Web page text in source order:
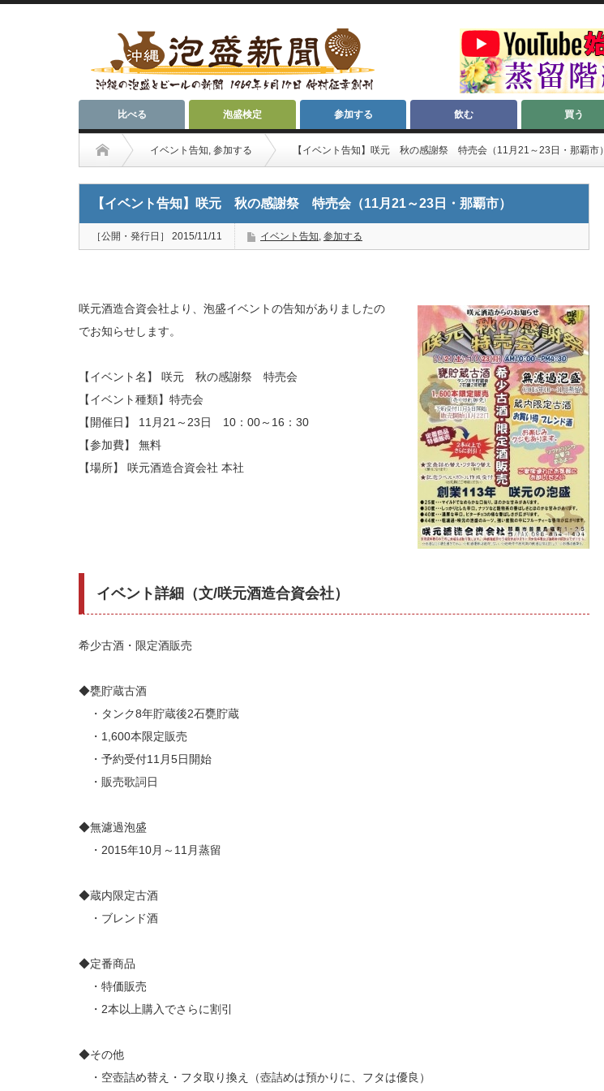
比べる 泡盛検定 参加する 飲む 買う
イベント告知, 参加する 【イベント告知】咲元 秋の感謝祭 特売会（11月21～23日・那覇市）
【イベント告知】咲元 秋の感謝祭 特売会（11月21～23日・那覇市）
［公開・発行日］ 2015/11/11 イベント告知, 参加する
咲元酒造合資会社より、泡盛イベントの告知がありましたの
でお知らせします。
【イベント名】 咲元 秋の感謝祭 特売会
【イベント種類】特売会
【開催日】 11月21～23日 10：00～16：30
【参加費】 無料
【場所】 咲元酒造合資会社 本社
イベント詳細（文/咲元酒造合資会社）
希少古酒・限定酒販売
◆甕貯蔵古酒
・タンク8年貯蔵後2石甕貯蔵
・1,600本限定販売
・予約受付11月5日開始
・販売歌詞日
◆無濾過泡盛
・2015年10月～11月蒸留
◆蔵内限定古酒
・ブレンド酒
◆定番商品
・特価販売
・2本以上購入でさらに割引
◆その他
・空壺詰め替え・フタ取り換え（壺詰めは預かりに、フタは優良）